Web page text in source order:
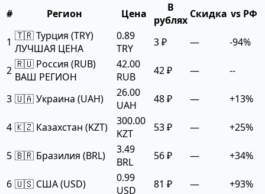
#
Регион Цена
В
рублях Скидка vs РФ
1 🇹🇷 Турция (TRY)
ЛУЧШАЯ ЦЕНА
0.89
TRY
3 ₽ — -94%
2 🇷🇺 Россия (RUB)
ВАШ РЕГИОН
42.00
RUB
42 ₽ — --
3 🇺🇦 Украина (UAH)
26.00
UAH
48 ₽ — +13%
4 🇰🇿 Казахстан (KZT)
300.00
KZT
53 ₽ — +25%
5 🇧🇷 Бразилия (BRL)
3.49
BRL
56 ₽ — +34%
6 🇺🇸 США (USD)
0.99
USD
81 ₽ — +93%